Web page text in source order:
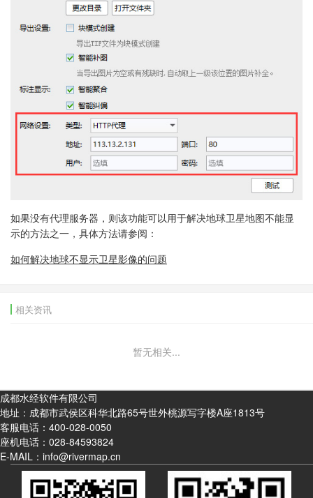
如果没有代理服务器，则该功能可以用于解决地球卫星地图不能显
示的方法之一，具体方法请参阅：
如何解决地球不显示卫星影像的问题
相关资讯
暂无相关...
成都水经软件有限公司
地址：成都市武侯区科华北路65号世外桃源写字楼A座1813号
客服电话： 400-028-0050
座机电话： 028-84593824
E-MAIL：info@rivermap.cn